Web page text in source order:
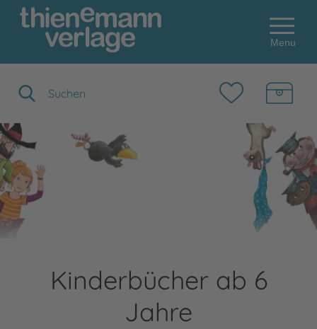
Menu
Kinderbücher ab 6
Jahre